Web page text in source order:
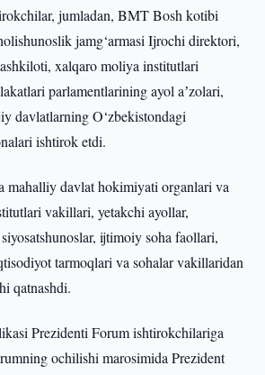
jumladan, BMT Bosh kotibi
jamg‘armasi Ijrochi direktori,
xalqaro moliya institutlari
parlamentlarining ayol aʼzolari,
davlatlarning O‘zbekistondagi
ishtirok etdi.
mahalliy davlat hokimiyati organlari va
vakillari, yetakchi ayollar,
ijtimoiy soha faollari,
tarmoqlari va sohalar vakillaridan
qatnashdi.
Prezidenti Forum ishtirokchilariga
ochilishi marosimida Prezident